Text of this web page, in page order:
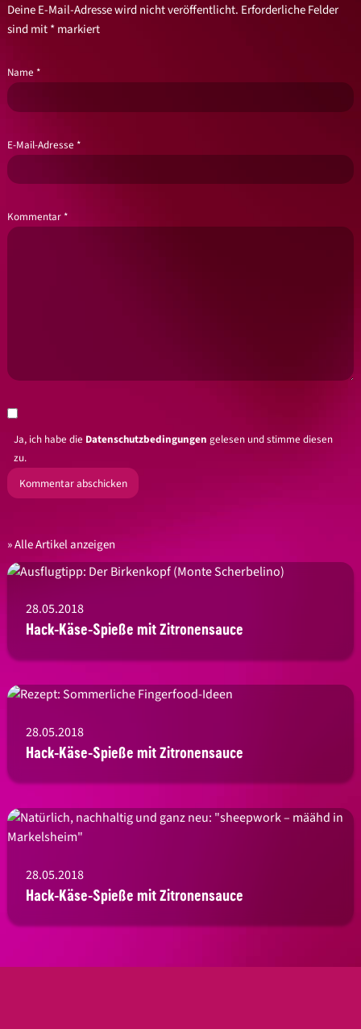
Deine E-Mail-Adresse wird nicht veröffentlicht. Erforderliche Felder
sind mit*markiert
Name *
E-Mail-Adresse *
Kommentar *
Ja, ich habe die Datenschutzbedingungen gelesen und stimme diesen
zu.
Alle Artikel anzeigen
28.05.2018
Hack-Käse-Spieße mit Zitronensauce
28.05.2018
Hack-Käse-Spieße mit Zitronensauce
28.05.2018
Hack-Käse-Spieße mit Zitronensauce